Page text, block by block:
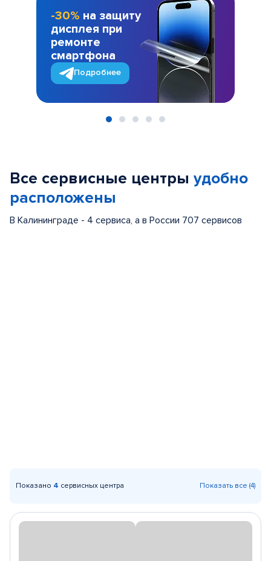
-30% на защиту
дисплея при
ремонте
смартфона
Подробнее
Все сервисные центры удобно
расположены
В Калининграде - 4 сервиса, а в России 707 сервисов
Показано 4 сервисных центра Показать все (4)